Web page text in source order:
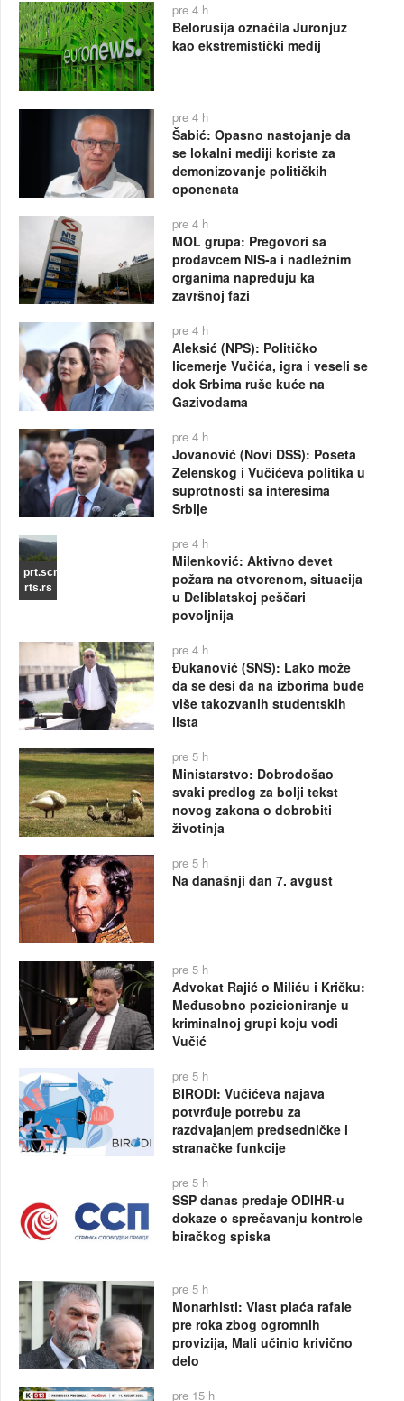
pre 4 h
Belorusija označila Juronjuz
kao ekstremistički medij
pre 4 h
Šabić: Opasno nastojanje da
se lokalni mediji koriste za
demonizovanje političkih
oponenata
pre 4 h
MOL grupa: Pregovori sa
prodavcem NIS-a i nadležnim
organima napreduju ka
završnoj fazi
pre 4 h
Aleksić (NPS): Političko
licemerje Vučića, igra i veseli se
dok Srbima ruše kuće na
Gazivodama
pre 4 h
Jovanović (Novi DSS): Poseta
Zelenskog i Vučićeva politika u
suprotnosti sa interesima
Srbije
prt.scr
rts.rs
pre 4 h
Milenković: Aktivno devet
požara na otvorenom, situacija
u Deliblatskoj peščari
povoljnija
pre 4 h
Đukanović (SNS): Lako može
da se desi da na izborima bude
više takozvanih studentskih
lista
pre 5 h
Ministarstvo: Dobrodošao
svaki predlog za bolji tekst
novog zakona o dobrobiti
životinja
pre 5 h
Na današnji dan 7. avgust
pre 5 h
Advokat Rajić o Miliću i Kričku:
Međusobno pozicioniranje u
kriminalnoj grupi koju vodi
Vučić
pre 5 h
BIRODI: Vučićeva najava
potvrđuje potrebu za
razdvajanjem predsedničke i
stranačke funkcije
pre 5 h
SSP danas predaje ODIHR-u
dokaze o sprečavanju kontrole
biračkog spiska
pre 5 h
Monarhisti: Vlast plaća rafale
pre roka zbog ogromnih
provizija, Mali učinio krivično
delo
pre 15 h